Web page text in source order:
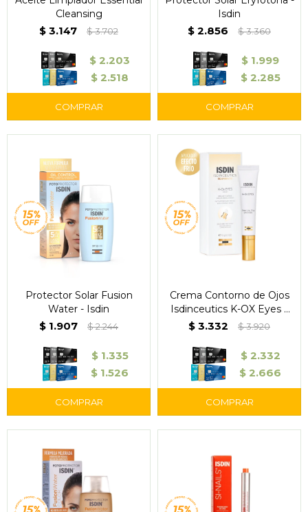
Cleansing
$ 3.147 $3.702
$ 2.203
$ 2.518
Isdin
$ 2.856 $3.360
$ 1.999
$ 2.285
Protector Solar Fusion
Water - Isdin
$ 1.907 $2.244
$ 1.335
$ 1.526
Crema Contorno de Ojos
Isdinceutics K-OX Eyes –
ISDIN
$ 3.332 $3.920
$ 2.332
$ 2.666